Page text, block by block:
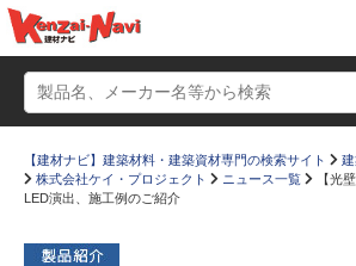
【建材ナビ】建築材料・建築資材専門の検索サイト
株式会社ケイ・プロジェクト
ニュース一覧
【光
LED演出、施工例のご紹介